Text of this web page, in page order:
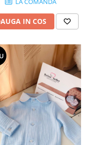
IN COS